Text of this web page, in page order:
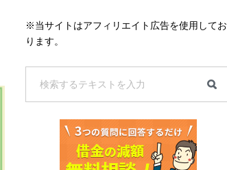
※当サイトはアフィリエイト広告を使用してお
ります。